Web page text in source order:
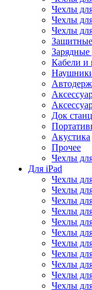
Чехлы
Чехлы
Чехлы
Зарядные
Кабели и
Док
Акустика
Прочее
Чехлы
Для iPad
Чехлы
Чехлы
Чехлы
Чехлы
Чехлы
Чехлы
Чехлы
Чехлы
Чехлы
Чехлы
Чехлы